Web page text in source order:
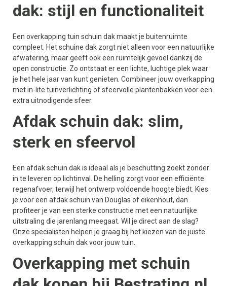
dak: stijl en functionaliteit
Een overkapping tuin schuin dak maakt je buitenruimte
compleet. Het schuine dak zorgt niet alleen voor een natuurlijke
afwatering, maar geeft ook een ruimtelijk gevoel dankzij de
open constructie. Zo ontstaat er een lichte, luchtige plek waar
je het hele jaar van kunt genieten. Combineer jouw overkapping
met in-lite tuinverlichting of sfeervolle plantenbakken voor een
extra uitnodigende sfeer.
Afdak schuin dak: slim,
sterk en sfeervol
Een afdak schuin dak is ideaal als je beschutting zoekt zonder
in te leveren op lichtinval. De helling zorgt voor een efficiënte
regenafvoer, terwijl het ontwerp voldoende hoogte biedt. Kies
je voor een afdak schuin van Douglas of eikenhout, dan
profiteer je van een sterke constructie met een natuurlijke
uitstraling die jarenlang meegaat. Wil je direct aan de slag?
Onze specialisten helpen je graag bij het kiezen van de juiste
overkapping schuin dak voor jouw tuin.
Overkapping met schuin